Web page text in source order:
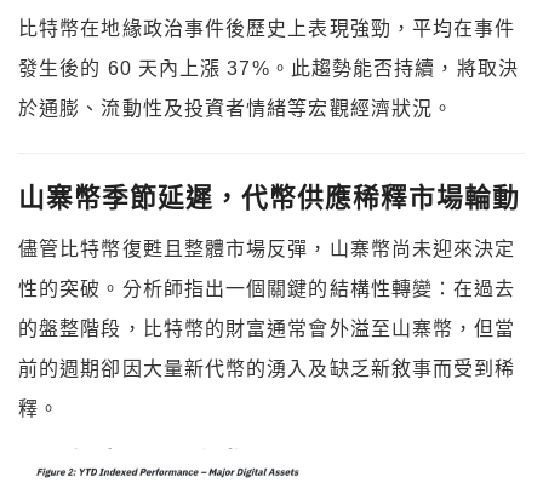
比特幣在地緣政治事件後歷史上表現強勁，平均在事件
發生後的 60 天內上漲 37%。此趨勢能否持續，將取決
於通膨、流動性及投資者情緒等宏觀經濟狀況。
山寨幣季節延遲，代幣供應稀釋市場輪動
儘管比特幣復甦且整體市場反彈，山寨幣尚未迎來決定
性的突破。分析師指出一個關鍵的結構性轉變：在過去
的盤整階段，比特幣的財富通常會外溢至山寨幣，但當
前的週期卻因大量新代幣的湧入及缺乏新敘事而受到稀
釋。